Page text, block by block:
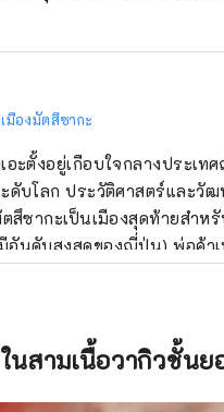
มืองมัตสึซากะ
อะตั้งอยู่เกือบใจกลางประเ
ะดับโลก ประวัติศาสตร์และ
สึซากะเป็นเมืองสุดท้ายสำห
อันดับสูงสุดของญี่ปุ่น) พ่อค้า
ะนำความเจริญรุ่งเรืองมาสู่มั
นสามเนื้อวากิวชั้น